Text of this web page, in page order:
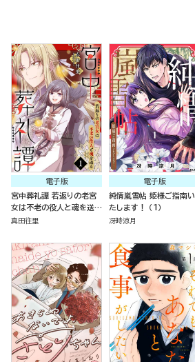
電子版
宮中葬礼譚 若返りの老宮
女は不老の役人と魂を送る
（分冊版）
真田往里
電子版
純情嵐雪帖 姫様ご指南い
たします！ （1）
冴時涼月